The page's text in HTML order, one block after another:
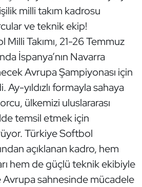
milli takım kadrosu
ve teknik ekip!
Takımı, 21-26 Temmuz
İspanya’nın Navarra
Avrupa Şampiyonası için
yıldızlı formayla sahaya
ülkemizi uluslararası
temsil etmek için
Türkiye Softbol
açıklanan kadro, hem
hem de güçlü teknik ekibiyle
sahnesinde mücadele